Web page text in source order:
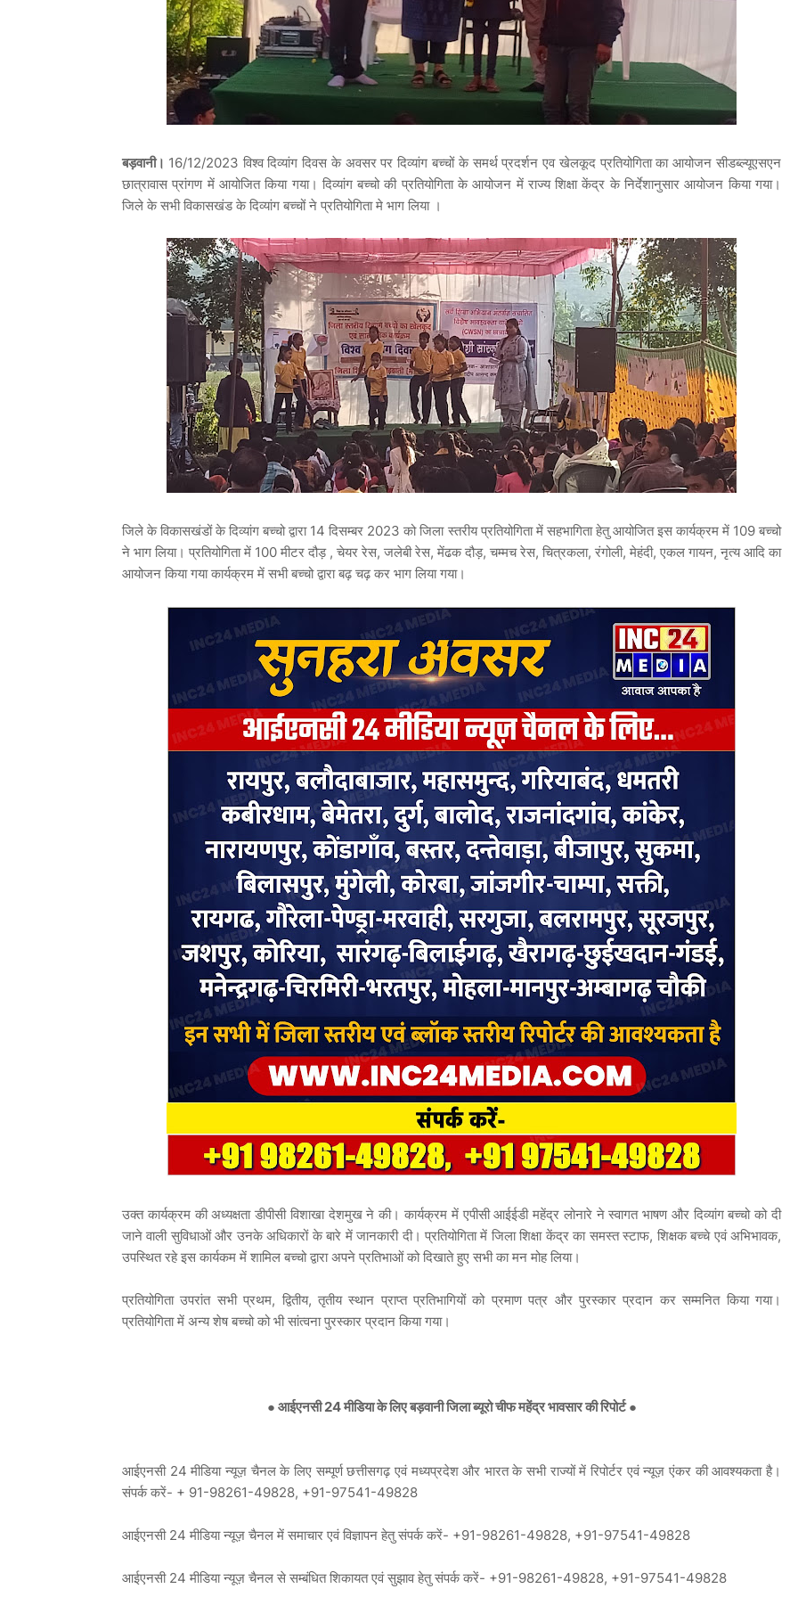
बड़वानी। 16/12/2023 विश्व दिव्यांग दिवस के अवसर पर दिव्यांग बच्चों के समर्थ प्रदर्शन एव खेलकूद प्रतियोगिता का आयोजन सीडब्ल्यूएसएन
छात्रावास प्रांगण में आयोजित किया गया। दिव्यांग बच्चो की प्रतियोगिता के आयोजन में राज्य शिक्षा केंद्र के निर्देशानुसार आयोजन किया गया।
जिले के सभी विकासखंड के दिव्यांग बच्चों ने प्रतियोगिता मे भाग लिया ।
जिले के विकासखंडों के दिव्यांग बच्चो द्वारा 14 दिसम्बर 2023 को जिला स्तरीय प्रतियोगिता में सहभागिता हेतु आयोजित इस कार्यक्रम में 109 बच्चो
ने भाग लिया। प्रतियोगिता में 100 मीटर दौड़ , चेयर रेस, जलेबी रेस, मेंढक दौड़, चम्मच रेस, चित्रकला, रंगोली, मेहंदी, एकल गायन, नृत्य आदि का
आयोजन किया गया कार्यक्रम में सभी बच्चो द्वारा बढ़ चढ़ कर भाग लिया गया।
उक्त कार्यक्रम की अध्यक्षता डीपीसी विशाखा देशमुख ने की। कार्यक्रम में एपीसी आईईडी महेंद्र लोनारे ने स्वागत भाषण और दिव्यांग बच्चो को दी
जाने वाली सुविधाओं और उनके अधिकारों के बारे में जानकारी दी। प्रतियोगिता में जिला शिक्षा केंद्र का समस्त स्टाफ, शिक्षक बच्चे एवं अभिभावक,
उपस्थित रहे इस कार्यकम में शामिल बच्चो द्वारा अपने प्रतिभाओं को दिखाते हुए सभी का मन मोह लिया।
प्रतियोगिता उपरांत सभी प्रथम, द्वितीय, तृतीय स्थान प्राप्त प्रतिभागियों को प्रमाण पत्र और पुरस्कार प्रदान कर सम्मनित किया गया।
प्रतियोगिता में अन्य शेष बच्चो को भी सांत्वना पुरस्कार प्रदान किया गया।
● आईएनसी 24 मीडिया के लिए बड़वानी जिला ब्यूरो चीफ महेंद्र भावसार की रिपोर्ट ●
आईएनसी 24 मीडिया न्यूज़ चैनल के लिए सम्पूर्ण छत्तीसगढ़ एवं मध्यप्रदेश और भारत के सभी राज्यों में रिपोर्टर एवं न्यूज़ एंकर की आवश्यकता है।
संपर्क करें- + 91-98261-49828, +91-97541-49828
आईएनसी 24 मीडिया न्यूज़ चैनल में समाचार एवं विज्ञापन हेतु संपर्क करें- +91-98261-49828, +91-97541-49828
आईएनसी 24 मीडिया न्यूज़ चैनल से सम्बंधित शिकायत एवं सुझाव हेतु संपर्क करें- +91-98261-49828, +91-97541-49828